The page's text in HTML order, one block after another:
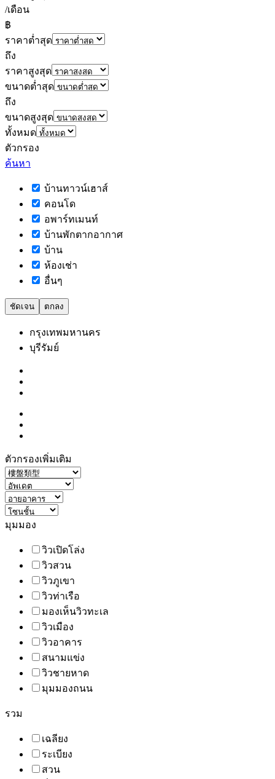
/เดือน
฿
ราคาต่ำสุด
ถึง
ราคาสูงสุด
ขนาดต่ำสุด
ถึง
ขนาดสูงสุด
ทั้งหมด
ตัวกรอง
ค้นหา
บ้านทาวน์เฮาส์
คอนโด
อพาร์ทเมนท์
บ้านพักตากอากาศ
บ้าน
ห้องเช่า
อื่นๆ
ชัดเจน ตกลง
กรุงเทพมหานคร
บุรีรัมย์
ตัวกรองเพิ่มเติม
มุมมอง
วิวเปิดโล่ง
วิวสวน
วิวภูเขา
วิวท่าเรือ
มองเห็นวิวทะเล
วิวเมือง
วิวอาคาร
สนามแข่ง
วิวชายหาด
มุมมองถนน
รวม
เฉลียง
ระเบียง
สวน